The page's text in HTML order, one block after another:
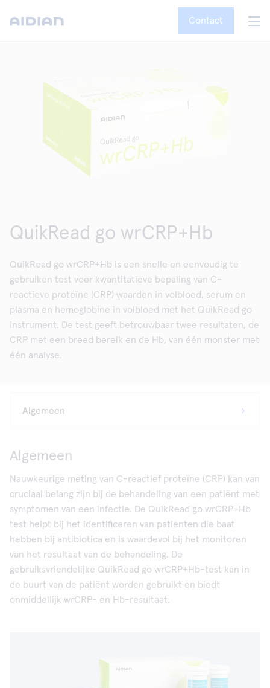
Contact
QuikRead go wrCRP+Hb
QuikRead go wrCRP+Hb is een snelle en eenvoudig te
gebruiken test voor kwantitatieve bepaling van C-
reactieve proteïne (CRP) waarden in volbloed, serum en
plasma en hemoglobine in volbloed met het QuikRead go
instrument. De test geeft betrouwbaar twee resultaten, de
CRP met een breed bereik en de Hb, van één monster met
één analyse.
Algemeen
Nauwkeurige meting van C-reactief proteïne (CRP) kan van
cruciaal belang zijn bij de behandeling van een patiënt met
symptomen van een infectie. De QuikRead go wrCRP+Hb
test helpt bij het identificeren van patiënten die baat
hebben bij antibiotica en is waardevol bij het monitoren
van het resultaat van de behandeling. De
gebruiksvriendelijke QuikRead go wrCRP+Hb-test kan in
de buurt van de patiënt worden gebruikt en biedt
onmiddellijk wrCRP- en Hb-resultaat.